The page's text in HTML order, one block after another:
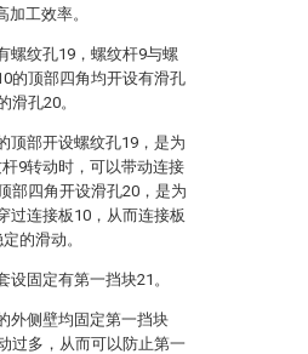
工效率。
螺纹孔19，螺纹杆9与螺
的顶部四角均开设有滑孔
滑孔20。
顶部开设螺纹孔19，是为
9转动时，可以带动连接
部四角开设滑孔20，是为
过连接板10，从而连接板
的滑动。
固定有第一挡块21。
外侧壁均固定第一挡块
过多，从而可以防止第一